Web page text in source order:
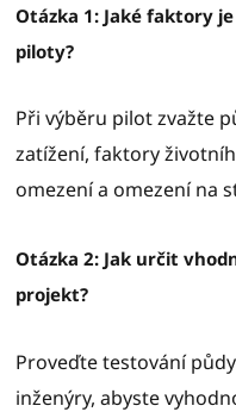
Otázka 1: Jaké faktory
piloty?
Při výběru pilot zvažte
zatížení, faktory
omezení a omezení na
Otázka 2: Jak určit
projekt?
Proveďte testování
inženýry, abyste